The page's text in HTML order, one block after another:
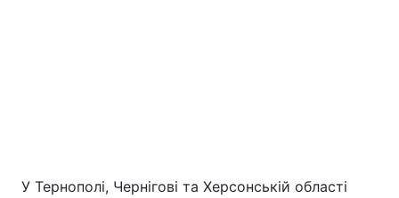
У Тернополі, Чернігові та Херсонській області